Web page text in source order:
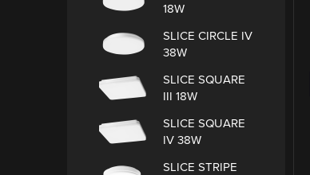
18W
SLICE CIRCLE IV
38W
SLICE SQUARE
III 18W
SLICE SQUARE
IV 38W
SLICE STRIPE